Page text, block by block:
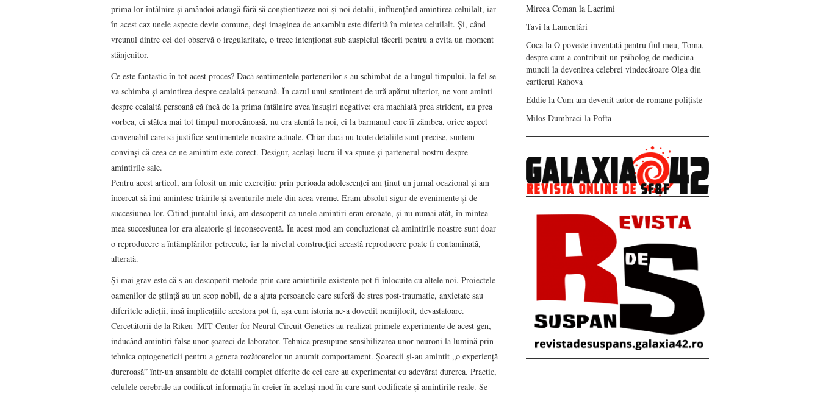
prima lor întâlnire și amândoi adaugă fără să conștientizeze noi și noi detalii, influențând amintirea celuilalt, iar
în acest caz unele aspecte devin comune, deși imaginea de ansamblu este diferită în mintea celuilalt. Și, când
vreunul dintre cei doi observă o iregularitate, o trece intenționat sub auspiciul tăcerii pentru a evita un moment
stânjenitor.
Ce este fantastic în tot acest proces? Dacă sentimentele partenerilor s-au schimbat de-a lungul timpului, la fel se
va schimba și amintirea despre cealaltă persoană. În cazul unui sentiment de ură apărut ulterior, ne vom aminti
despre cealaltă persoană că încă de la prima întâlnire avea însușiri negative: era machiată prea strident, nu prea
vorbea, ci stătea mai tot timpul morocănoasă, nu era atentă la noi, ci la barmanul care îi zâmbea, orice aspect
convenabil care să justifice sentimentele noastre actuale. Chiar dacă nu toate detaliile sunt precise, suntem
convinși că ceea ce ne amintim este corect. Desigur, același lucru îl va spune și partenerul nostru despre
amintirile sale.
Pentru acest articol, am folosit un mic exercițiu: prin perioada adolescenței am ținut un jurnal ocazional și am
încercat să îmi amintesc trăirile și aventurile mele din acea vreme. Eram absolut sigur de evenimente și de
succesiunea lor. Citind jurnalul însă, am descoperit că unele amintiri erau eronate, și nu numai atât, în mintea
mea succesiunea lor era aleatorie și inconsecventă. În acest mod am concluzionat că amintirile noastre sunt doar
o reproducere a întâmplărilor petrecute, iar la nivelul construcției această reproducere poate fi contaminată,
alterată.
Și mai grav este că s-au descoperit metode prin care amintirile existente pot fi înlocuite cu altele noi. Proiectele
oamenilor de știință au un scop nobil, de a ajuta persoanele care suferă de stres post-traumatic, anxietate sau
diferitele adicții, însă implicațiile acestora pot fi, așa cum istoria ne-a dovedit nemijlocit, devastatoare.
Cercetătorii de la Riken–MIT Center for Neural Circuit Genetics au realizat primele experimente de acest gen,
inducând amintiri false unor șoareci de laborator. Tehnica presupune sensibilizarea unor neuroni la lumină prin
tehnica optogeneticii pentru a genera rozătoarelor un anumit comportament. Șoarecii și-au amintit „o experiență
dureroasă” într-un ansamblu de detalii complet diferite de cei care au experimentat cu adevărat durerea. Practic,
celulele cerebrale au codificat informația în creier în același mod în care sunt codificate și amintirile reale. Se
Mircea Coman la Lacrimi
Tavi la Lamentări
Coca la O poveste inventată pentru fiul meu, Toma,
despre cum a contribuit un psiholog de medicina
muncii la devenirea celebrei vindecătoare Olga din
cartierul Rahova
Eddie la Cum am devenit autor de romane polițiste
Milos Dumbraci la Pofta